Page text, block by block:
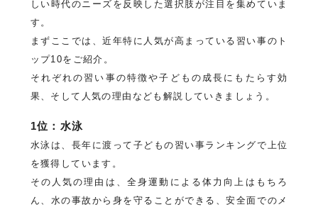
しい時代のニーズを反映した選択肢が注目を集めていま
す。
まずここでは、近年特に人気が高まっている習い事のト
ップ10をご紹介。
それぞれの習い事の特徴や子どもの成長にもたらす効
果、そして人気の理由なども解説していきましょう。
1位：水泳
水泳は、長年に渡って子どもの習い事ランキングで上位
を獲得しています。
その人気の理由は、全身運動による体力向上はもちろ
ん、水の事故から身を守ることができる、安全面でのメ